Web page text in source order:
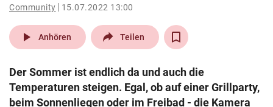
pin_drop
Wien arrow_right
Suchbegriff
Community 15.07.2022 13:00
play_arrow Anhören Teilen
Der Sommer ist endlich da und auch die
Temperaturen steigen. Egal, ob auf einer Grillparty,
beim Sonnenliegen oder im Freibad - die Kamera